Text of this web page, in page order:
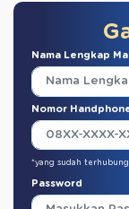
Nama Lengkap
Nomor
*yang sudah
Password